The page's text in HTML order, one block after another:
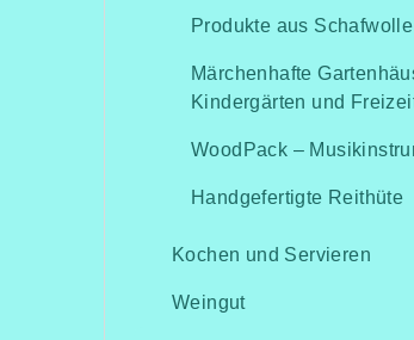
Produkte aus Schafwolle
Märchenhafte
Kindergärten und
WoodPack –
Handgefertigte Reithüte
Kochen und Servieren
Weingut